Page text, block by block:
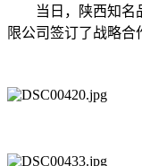
当日，陕西知名
限公司签订了战略合